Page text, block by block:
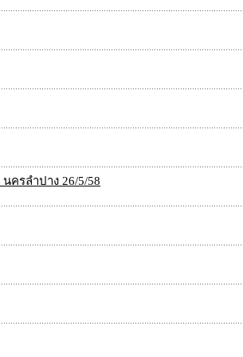
ครลำปาง 26/5/58